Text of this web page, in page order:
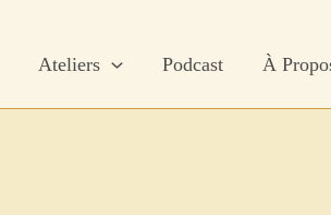
Ateliers Podcast À